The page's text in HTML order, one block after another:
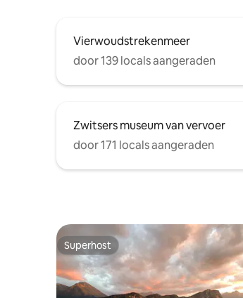
Vierwoudstrekenmeer
door 139 locals aangeraden
Zwitsers museum van vervoer
door 171 locals aangeraden
Superhost
Superhost